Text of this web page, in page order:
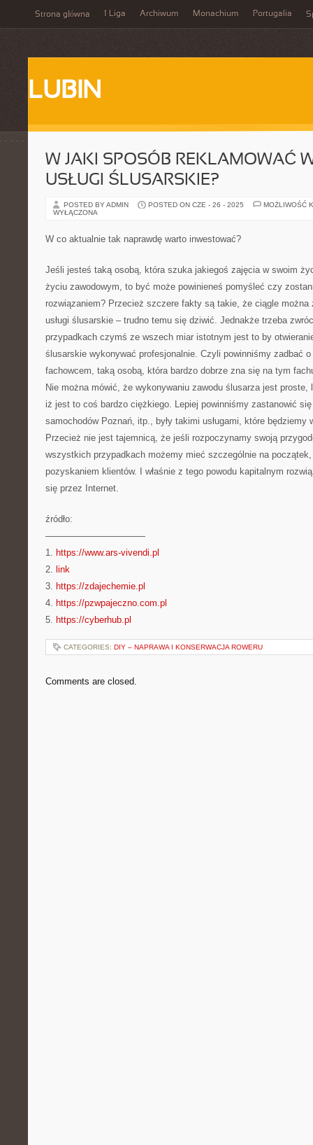
Strona główna 1 Liga Archiwum Monachium Portugalia
LUBIN
W JAKI SPOSÓB REKLAMOWAĆ
USŁUGI ŚLUSARSKIE?
POSTED BY ADMIN POSTED ON CZE - 26 - 2025
MOŻLIWOŚĆ
WYŁĄCZONA
W co aktualnie tak naprawdę warto inwestować?
Jeśli jesteś taką osobą, która szuka jakiegoś zajęcia w swoim
życiu zawodowym, to być może powinieneś pomyśleć czy
rozwiązaniem? Przecież szczere fakty są takie, że ciągle można
usługi ślusarskie – trudno temu się dziwić. Jednakże trzeba
przypadkach czymś ze wszech miar istotnym jest to by
ślusarskie wykonywać profesjonalnie. Czyli powinniśmy zadbać
fachowcem, taką osobą, która bardzo dobrze zna się na tym
Nie można mówić, że wykonywaniu zawodu ślusarza jest
iż jest to coś bardzo ciężkiego. Lepiej powinniśmy zastanowić
samochodów Poznań, itp., były takimi usługami, które
Przecież nie jest tajemnicą, że jeśli rozpoczynamy swoją
wszystkich przypadkach możemy mieć szczególnie na początek,
pozyskaniem klientów. I właśnie z tego powodu kapitalnym
się przez Internet.
źródło:
———————————
1. https://www.ars-vivendi.pl
2. link
3. https://zdajechemie.pl
4. https://pzwpajeczno.com.pl
5. https://cyberhub.pl
CATEGORIES: DIY – NAPRAWA I KONSERWACJA ROWERU
Comments are closed.